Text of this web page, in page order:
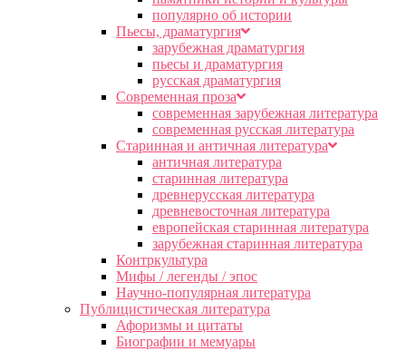
популярно об истории
Пьесы, драматургия
зарубежная драматургия
пьесы и драматургия
русская драматургия
Современная проза
современная зарубежная литература
современная русская литература
Старинная и античная литература
античная литература
старинная литература
древнерусская литература
древневосточная литература
европейская старинная литература
зарубежная старинная литература
Контркультура
Мифы / легенды / эпос
Научно-популярная литература
Публицистическая литература
Афоризмы и цитаты
Биографии и мемуары